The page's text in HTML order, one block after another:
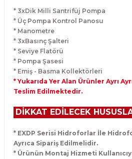
* 3xDik Milli Santrifüj Pompa
* Üç Pompa Kontrol Panosu
* Manometre
* 3xBasınç Şalteri
* Seviye Flatörü
* Pompa Şasesi
* Emiş - Basma Kollektörleri
* Yukarıda Yer Alan Ürünler Ayrı
Teslim Edilmektedir.
DİKKAT EDİLECEK
* EXDP Serisi Hidroforlar İle
Ayrıca Sipariş Edilmelidir.
* Ürünün Montaj Hizmeti